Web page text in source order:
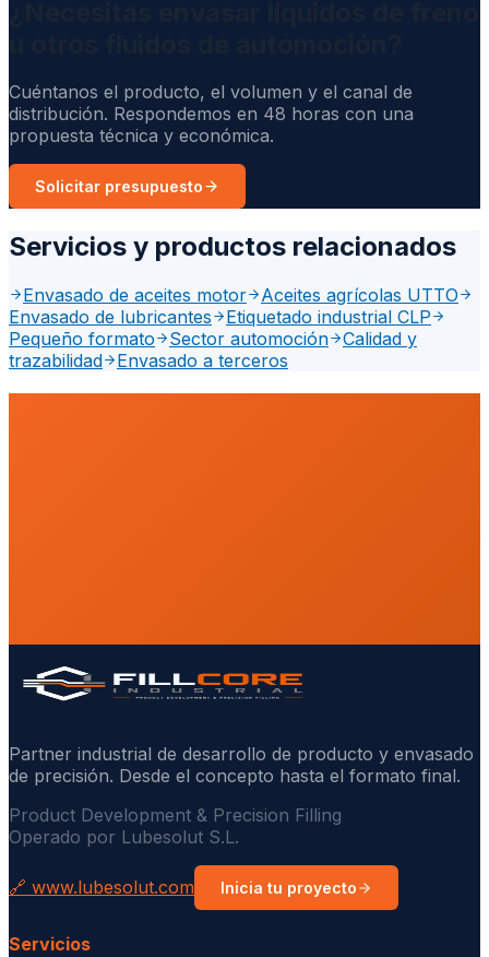
Cuéntanos el producto, el volumen y el canal de
distribución. Respondemos en 48 horas con una
propuesta técnica y económica.
Solicitar presupuesto
Servicios y productos relacionados
Envasado de aceites motor
Aceites agrícolas UTTO
Envasado de lubricantes
Etiquetado industrial CLP
Pequeño formato
Sector automoción
Calidad y
trazabilidad
Envasado a terceros
Partner industrial de desarrollo de producto y envasado
de precisión. Desde el concepto hasta el formato final.
Product Development & Precision Filling
Operado por Lubesolut S.L.
🔗 www.lubesolut.com Inicia tu proyecto
Servicios